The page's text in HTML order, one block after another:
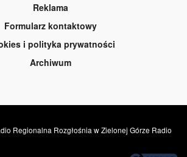
Reklama
Formularz kontaktowy
i polityka prywatności
Archiwum
Regionalna Rozgłośnia w Zielonej Górze Radio